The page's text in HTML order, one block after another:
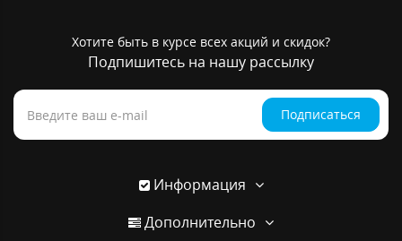
Хотите быть в курсе всех акций и скидок?
Подпишитесь на нашу рассылку
Подписаться
Информация
Дополнительно